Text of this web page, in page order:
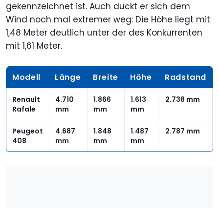
gekennzeichnet ist. Auch duckt er sich dem
Wind noch mal extremer weg: Die Höhe liegt mit
1,48 Meter deutlich unter der des Konkurrenten
mit 1,61 Meter.
Modell Länge Breite Höhe Radstand
Renault
Rafale
4.710
mm
1.866
mm
1.613
mm
2.738 mm
Peugeot
408
4.687
mm
1.848
mm
1.487
mm
2.787 mm